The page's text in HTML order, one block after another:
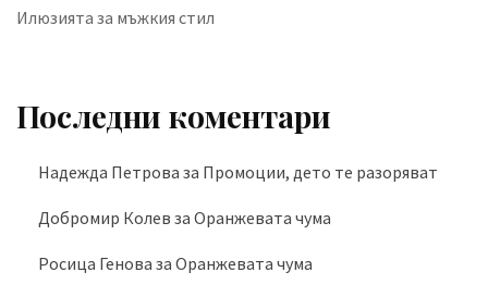
Илюзията за мъжкия стил
Последни коментари
Надежда Петрова за Промоции, дето те разоряват
Добромир Колев за Оранжевата чума
Росица Генова за Оранжевата чума